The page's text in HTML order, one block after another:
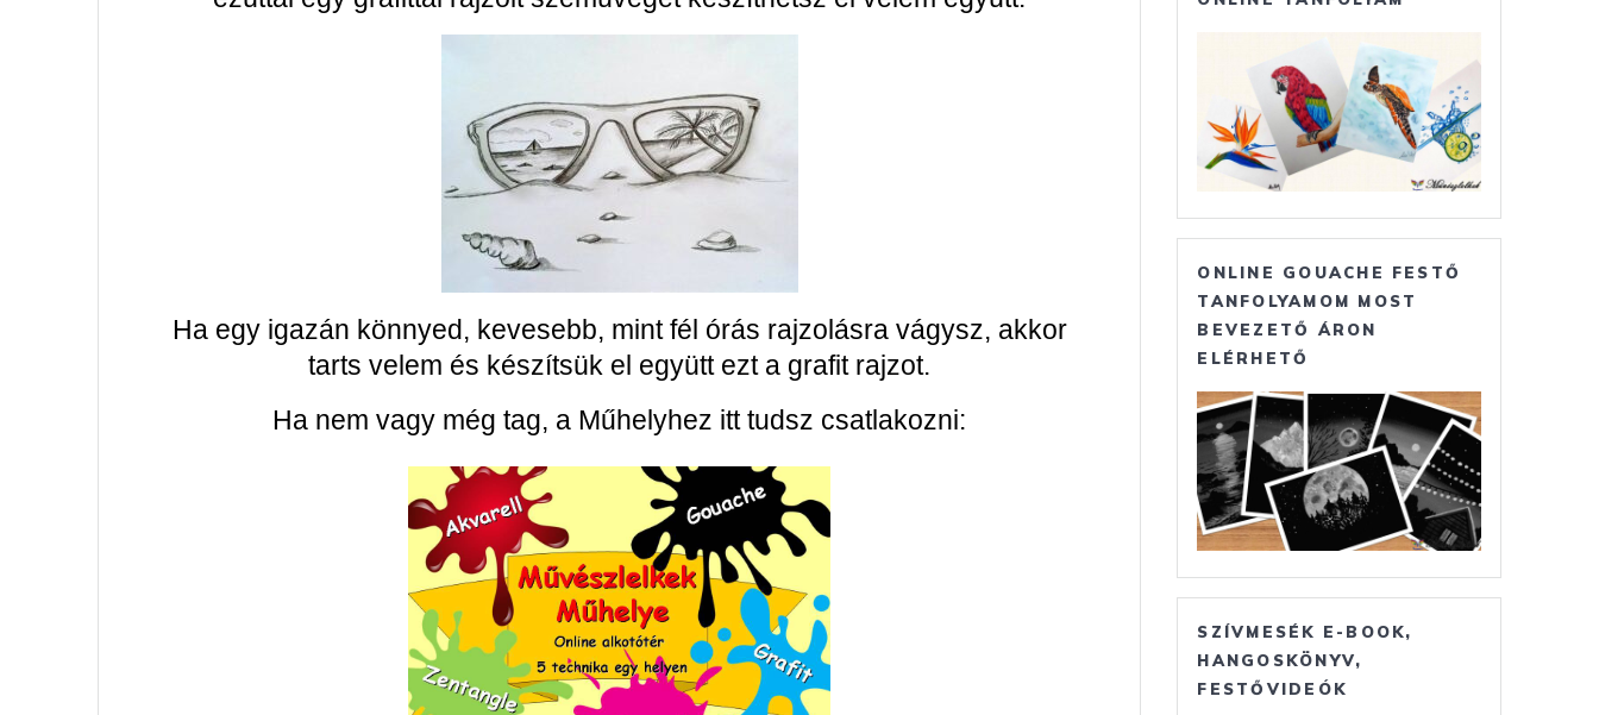
Ha egy igazán könnyed, kevesebb, mint fél órás rajzolásra vágysz, akkor
tarts velem és készítsük el együtt ezt a grafit rajzot.
Ha nem vagy még tag, a Műhelyhez itt tudsz csatlakozni:
ONLINE GOUACHE FESTŐ
TANFOLYAMOM MOST
BEVEZETŐ ÁRON
ELÉRHETŐ
SZÍVMESÉK E-BOOK,
HANGOSKÖNYV,
FESTŐVIDEÓK